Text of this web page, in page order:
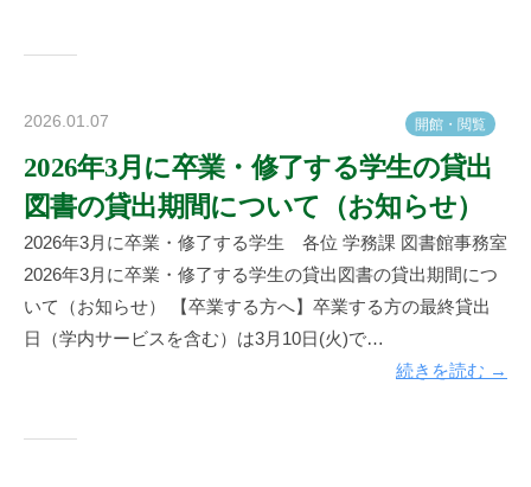
開館 ・ 閲覧
2026.01.07
神
楽
坂
館
2026年3月に卒業・修了する学生の貸出
図書の貸出期間について（お知らせ）
2026年3月に卒業・修了する学生 各位 学務課 図書館事務室
2026年3月に卒業・修了する学生の貸出図書の貸出期間につ
いて（お知らせ） 【卒業する方へ】卒業する方の最終貸出
日（学内サービスを含む）は3月10日(火)で…
続きを読む →